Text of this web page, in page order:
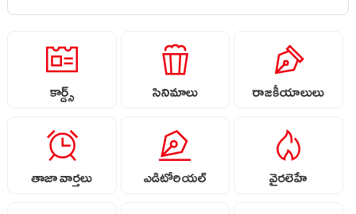
కార్డ్స్ సినిమాలు రాజకీయాలులు
తాజా వార్తలు ఎడిటోరియల్ వైరలెహే